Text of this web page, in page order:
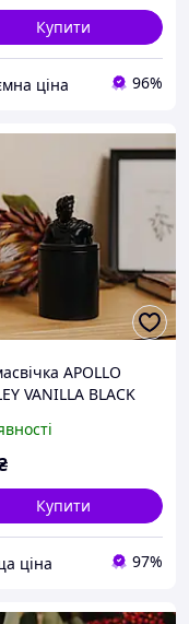
Купити
ціна 96%
APOLLO
VANILLA BLACK
Презент NAC
Купити
ціна 97%